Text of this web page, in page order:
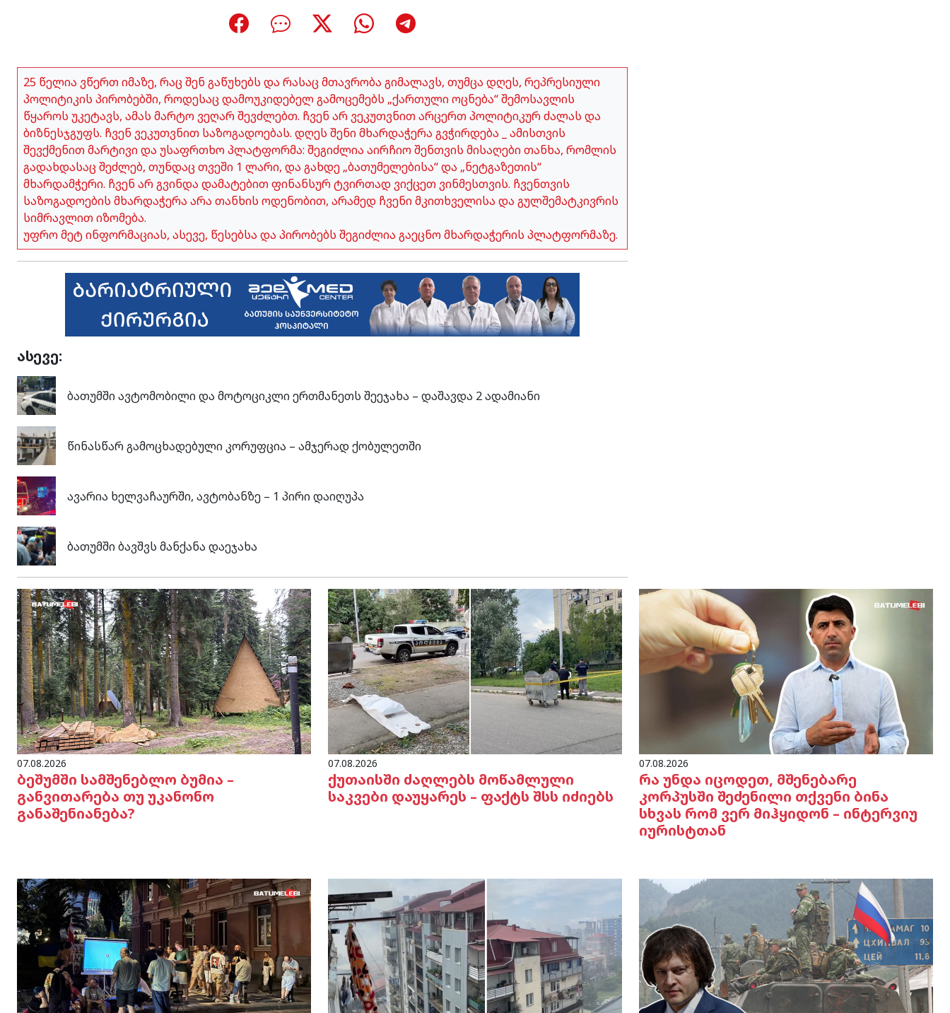
25 წელია ვწერთ იმაზე, რაც შენ გაწუხებს და რასაც მთავრობა გიმალავს, თუმცა დღეს, რეპრესიული
პოლიტიკის პირობებში, როდესაც დამოუკიდებელ გამოცემებს „ქართული ოცნება“ შემოსავლის
წყაროს უკეტავს, ამას მარტო ვეღარ შევძლებთ. ჩვენ არ ვეკუთვნით არცერთ პოლიტიკურ ძალას და
ბიზნესჯგუფს. ჩვენ ვეკუთვნით საზოგადოებას. დღეს შენი მხარდაჭერა გვჭირდება _ ამისთვის
შევქმენით მარტივი და უსაფრთხო პლატფორმა: შეგიძლია აირჩიო შენთვის მისაღები თანხა, რომლის
გადახდასაც შეძლებ, თუნდაც თვეში 1 ლარი, და გახდე „ბათუმელებისა“ და „ნეტგაზეთის“
მხარდამჭერი. ჩვენ არ გვინდა დამატებით ფინანსურ ტვირთად ვიქცეთ ვინმესთვის. ჩვენთვის
საზოგადოების მხარდაჭერა არა თანხის ოდენობით, არამედ ჩვენი მკითხველისა და გულშემატკივრის
სიმრავლით იზომება.
უფრო მეტ ინფორმაციას, ასევე, წესებსა და პირობებს შეგიძლია გაეცნო მხარდაჭერის პლატფორმაზე.
ასევე:
ბათუმში ავტომობილი და მოტოციკლი ერთმანეთს შეეჯახა – დაშავდა 2 ადამიანი
წინასწარ გამოცხადებული კორუფცია – ამჯერად ქობულეთში
ავარია ხელვაჩაურში, ავტობანზე – 1 პირი დაიღუპა
ბათუმში ბავშვს მანქანა დაეჯახა
07.08.2026
ბეშუმში სამშენებლო ბუმია –
განვითარება თუ უკანონო
განაშენიანება?
07.08.2026
ქუთაისში ძაღლებს მოწამლული
საკვები დაუყარეს – ფაქტს შსს იძიებს
07.08.2026
რა უნდა იცოდეთ, მშენებარე
კორპუსში შეძენილი თქვენი ბინა
სხვას რომ ვერ მიჰყიდონ – ინტერვიუ
იურისტთან